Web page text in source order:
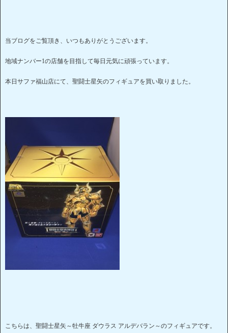
当ブログをご覧頂き、いつもありがとうございます。
地域ナンバー1の店舗を目指して毎日元気に頑張っています。
本日サファ福山店にて、聖闘士星矢のフィギュアを買い取りました。
こちらは、聖闘士星矢～牡牛座 ダウラス アルデバラン～のフィギュアです。